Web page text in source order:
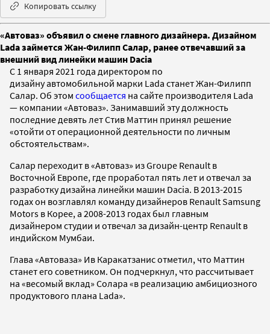
Копировать ссылку
«Автоваз» объявил о смене главного дизайнера. Дизайном
Lada займется Жан-Филипп Салар, ранее отвечавший за
внешний вид линейки машин Dacia
С 1 января 2021 года директором по
дизайну автомобильной марки Lada станет Жан-Филипп
Салар. Об этом сообщается на сайте производителя Lada
— компании «Автоваз». Занимавший эту должность
последние девять лет Стив Маттин принял решение
«отойти от операционной деятельности по личным
обстоятельствам».
Салар переходит в «Автоваз» из Groupe Renault в
Восточной Европе, где проработал пять лет и отвечал за
разработку дизайна линейки машин Dacia. В 2013-2015
годах он возглавлял команду дизайнеров Renault Samsung
Motors в Корее, а 2008-2013 годах был главным
дизайнером студии и отвечал за дизайн-центр Renault в
индийском Мумбаи.
Глава «Автоваза» Ив Каракатзанис отметил, что Маттин
станет его советником. Он подчеркнул, что рассчитывает
на «весомый вклад» Солара «в реализацию амбициозного
продуктового плана Lada».